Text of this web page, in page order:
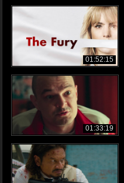
01:52:15
01:33:19